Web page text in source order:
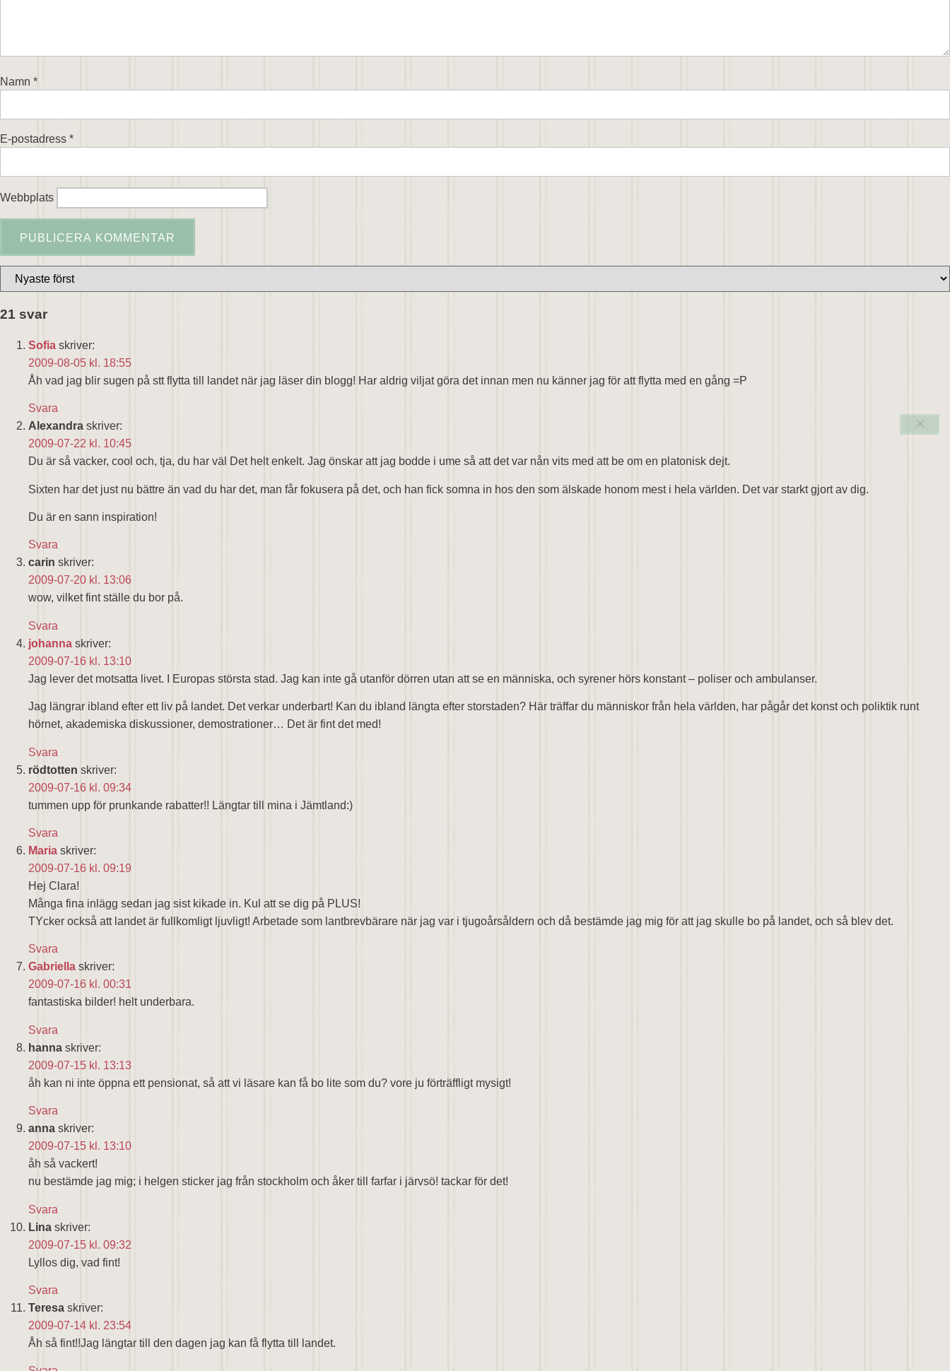
Namn *
E-postadress *
Webbplats
21 svar
Sofia skriver:
2009-08-05 kl. 18:55
Åh vad jag blir sugen på stt flytta till landet när jag läser din blogg! Har aldrig viljat göra det innan men nu känner jag för att flytta med en gång =P
Svara
Alexandra skriver:
2009-07-22 kl. 10:45
Du är så vacker, cool och, tja, du har väl Det helt enkelt. Jag önskar att jag bodde i ume så att det var nån vits med att be om en platonisk dejt.
Sixten har det just nu bättre än vad du har det, man får fokusera på det, och han fick somna in hos den som älskade honom mest i hela världen. Det var starkt gjort av dig.
Du är en sann inspiration!
Svara
carin skriver:
2009-07-20 kl. 13:06
wow, vilket fint ställe du bor på.
Svara
johanna skriver:
2009-07-16 kl. 13:10
Jag lever det motsatta livet. I Europas största stad. Jag kan inte gå utanför dörren utan att se en människa, och syrener hörs konstant – poliser och ambulanser.
Jag längrar ibland efter ett liv på landet. Det verkar underbart! Kan du ibland längta efter storstaden? Här träffar du människor från hela världen, har pågår det konst och poliktik runt
hörnet, akademiska diskussioner, demostrationer… Det är fint det med!
Svara
rödtotten skriver:
2009-07-16 kl. 09:34
tummen upp för prunkande rabatter!! Längtar till mina i Jämtland:)
Svara
Maria skriver:
2009-07-16 kl. 09:19
Hej Clara!
Många fina inlägg sedan jag sist kikade in. Kul att se dig på PLUS!
TYcker också att landet är fullkomligt ljuvligt! Arbetade som lantbrevbärare när jag var i tjugoårsåldern och då bestämde jag mig för att jag skulle bo på landet, och så blev det.
Svara
Gabriella skriver:
2009-07-16 kl. 00:31
fantastiska bilder! helt underbara.
Svara
hanna skriver:
2009-07-15 kl. 13:13
åh kan ni inte öppna ett pensionat, så att vi läsare kan få bo lite som du? vore ju förträffligt mysigt!
Svara
anna skriver:
2009-07-15 kl. 13:10
åh så vackert!
nu bestämde jag mig; i helgen sticker jag från stockholm och åker till farfar i järvsö! tackar för det!
Svara
Lina skriver:
2009-07-15 kl. 09:32
Lyllos dig, vad fint!
Svara
Teresa skriver:
2009-07-14 kl. 23:54
Åh så fint!!Jag längtar till den dagen jag kan få flytta till landet.